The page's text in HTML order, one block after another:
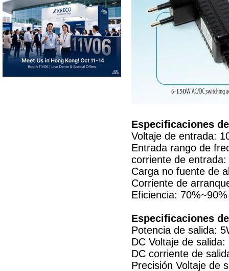
Especificaciones
Voltaje de entrada:
Entrada rango de
corriente de
Carga no fuente de
Corriente de
Eficiencia: 70%~90%
Especificaciones
Potencia de salida:
DC Voltaje de salida:
DC corriente de
Precisión Voltaje de